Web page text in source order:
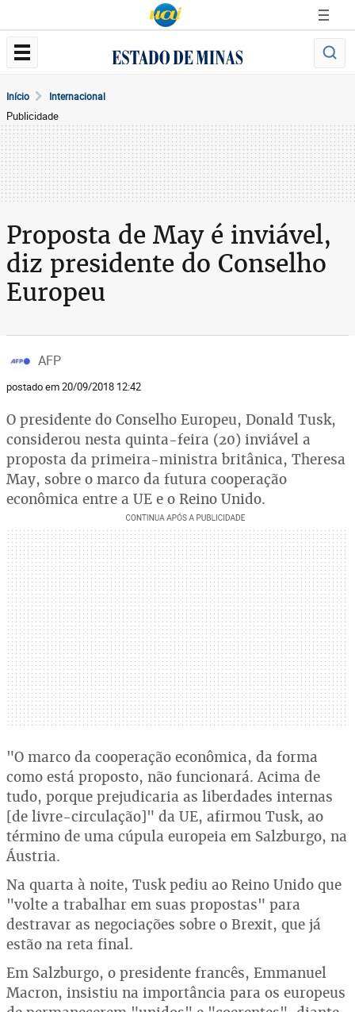
Início Internacional
Publicidade
Proposta de May é inviável,
diz presidente do Conselho
Europeu
AFP
postado em 20/09/2018 12:42
O presidente do Conselho Europeu, Donald Tusk,
considerou nesta quinta-feira (20) inviável a
proposta da primeira-ministra britânica, Theresa
May, sobre o marco da futura cooperação
econômica entre a UE e o Reino Unido.
"O marco da cooperação econômica, da forma
como está proposto, não funcionará. Acima de
tudo, porque prejudicaria as liberdades internas
[de livre-circulação]" da UE, afirmou Tusk, ao
término de uma cúpula europeia em Salzburgo, na
Áustria.
Na quarta à noite, Tusk pediu ao Reino Unido que
"volte a trabalhar em suas propostas" para
destravar as negociações sobre o Brexit, que já
estão na reta final.
Em Salzburgo, o presidente francês, Emmanuel
Macron, insistiu na importância para os europeus